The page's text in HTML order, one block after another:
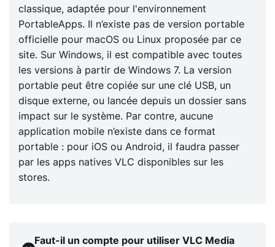
classique, adaptée pour l'environnement
PortableApps. Il n’existe pas de version portable
officielle pour macOS ou Linux proposée par ce
site. Sur Windows, il est compatible avec toutes
les versions à partir de Windows 7. La version
portable peut être copiée sur une clé USB, un
disque externe, ou lancée depuis un dossier sans
impact sur le système. Par contre, aucune
application mobile n’existe dans ce format
portable : pour iOS ou Android, il faudra passer
par les apps natives VLC disponibles sur les
stores.
Faut-il un compte pour utiliser VLC Media